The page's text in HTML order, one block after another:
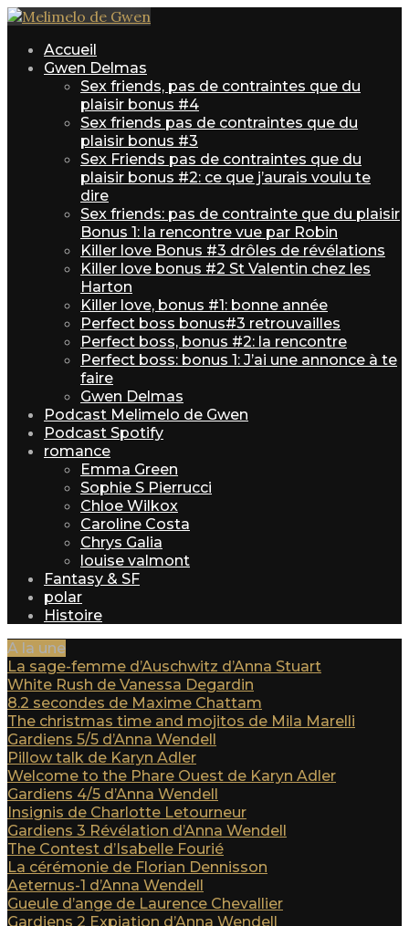
Accueil
Gwen Delmas
Sex friends, pas de contraintes que du
plaisir bonus #4
Sex friends pas de contraintes que du
plaisir bonus #3
Sex Friends pas de contraintes que du
plaisir bonus #2: ce que j’aurais voulu te
dire
Sex friends: pas de contrainte que du plaisir
Bonus 1: la rencontre vue par Robin
Killer love Bonus #3 drôles de révélations
Killer love bonus #2 St Valentin chez les
Harton
Killer love, bonus #1: bonne année
Perfect boss bonus#3 retrouvailles
Perfect boss, bonus #2: la rencontre
Perfect boss: bonus 1: J’ai une annonce à te
faire
Gwen Delmas
Podcast Melimelo de Gwen
Podcast Spotify
romance
Emma Green
Sophie S Pierrucci
Chloe Wilkox
Caroline Costa
Chrys Galia
louise valmont
Fantasy & SF
polar
Histoire
A la une
La sage-femme d’Auschwitz d’Anna Stuart
White Rush de Vanessa Degardin
8.2 secondes de Maxime Chattam
The christmas time and mojitos de Mila Marelli
Gardiens 5/5 d’Anna Wendell
Pillow talk de Karyn Adler
Welcome to the Phare Ouest de Karyn Adler
Gardiens 4/5 d’Anna Wendell
Insignis de Charlotte Letourneur
Gardiens 3 Révélation d’Anna Wendell
The Contest d’Isabelle Fourié
La cérémonie de Florian Dennisson
Aeternus-1 d’Anna Wendell
Gueule d’ange de Laurence Chevallier
Gardiens 2 Expiation d’Anna Wendell